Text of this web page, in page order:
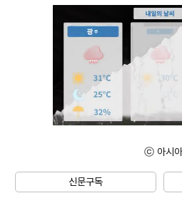
ⓒ 아시아
신문구독